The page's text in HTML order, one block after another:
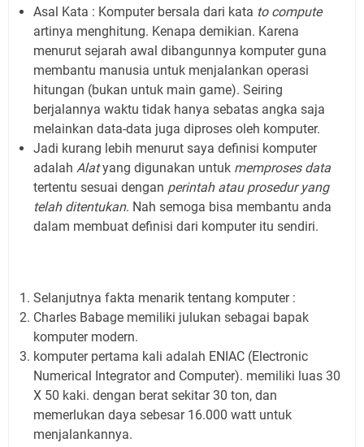
Asal Kata : Komputer bersala dari kata to compute
artinya menghitung. Kenapa demikian. Karena
menurut sejarah awal dibangunnya komputer guna
membantu manusia untuk menjalankan operasi
hitungan (bukan untuk main game). Seiring
berjalannya waktu tidak hanya sebatas angka saja
melainkan data-data juga diproses oleh komputer.
Jadi kurang lebih menurut saya definisi komputer
adalah Alatyang digunakan untuk memproses data
tertentu sesuai dengan perintah atau prosedur yang
telah ditentukan. Nah semoga bisa membantu anda
dalam membuat definisi dari komputer itu sendiri.
Selanjutnya fakta menarik tentang komputer :
Charles Babage memiliki julukan sebagai bapak
komputer modern.
komputer pertama kali adalah ENIAC (Electronic
Numerical Integrator and Computer). memiliki luas 30
X 50 kaki. dengan berat sekitar 30 ton, dan
memerlukan daya sebesar 16.000 watt untuk
menjalankannya.